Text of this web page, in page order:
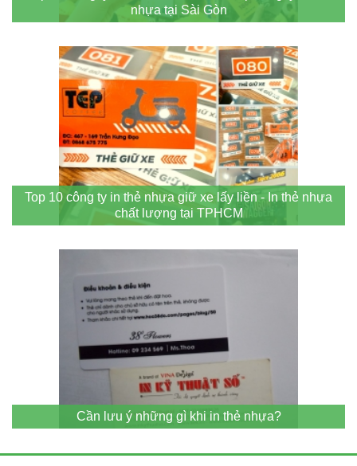
nhựa tại Sài Gòn
Top 10 công ty in thẻ nhựa giữ xe lấy liền - In thẻ nhựa
chất lượng tại TPHCM
Cần lưu ý những gì khi in thẻ nhựa?